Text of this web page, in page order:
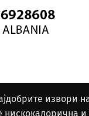
извори
нискокалорична и